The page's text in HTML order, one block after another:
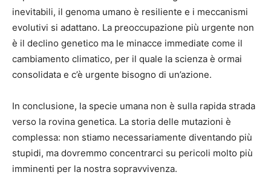
inevitabili, il genoma umano è resiliente e i meccanismi
evolutivi si adattano. La preoccupazione più urgente non
è il declino genetico ma le minacce immediate come il
cambiamento climatico, per il quale la scienza è ormai
consolidata e c’è urgente bisogno di un’azione.
In conclusione, la specie umana non è sulla rapida strada
verso la rovina genetica. La storia delle mutazioni è
complessa: non stiamo necessariamente diventando più
stupidi, ma dovremmo concentrarci su pericoli molto più
imminenti per la nostra sopravvivenza.